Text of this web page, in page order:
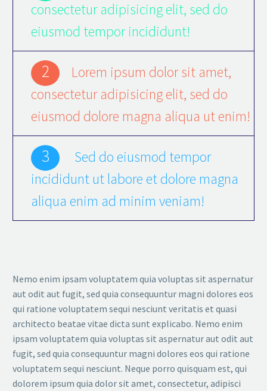
consectetur adipisicing elit, sed do
eiusmod tempor incididunt!
2
Lorem ipsum dolor sit amet,
consectetur adipisicing elit, sed do
eiusmod dolore magna aliqua ut enim!
3
Sed do eiusmod tempor
incididunt ut labore et dolore magna
aliqua enim ad minim veniam!
Nemo enim ipsam voluptatem quia voluptas sit aspernatur
aut odit aut fugit, sed quia consequuntur magni dolores eos
qui ratione voluptatem sequi nesciunt veritatis et quasi
architecto beatae vitae dicta sunt explicabo. Nemo enim
ipsam voluptatem quia voluptas sit aspernatur aut odit aut
fugit, sed quia consequuntur magni dolores eos qui ratione
voluptatem sequi nesciunt. Neque porro quisquam est, qui
dolorem ipsum quia dolor sit amet, consectetur, adipisci